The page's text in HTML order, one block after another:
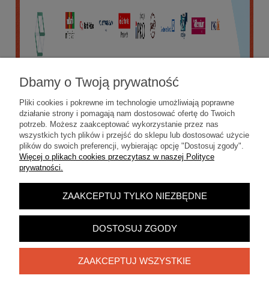
POKAŻ PEŁNĄ WERSJĘ STRONY
Sklep internetowy Shoper.pl
Dbamy o Twoją prywatność
Pliki cookies i pokrewne im technologie umożliwiają poprawne
działanie strony i pomagają nam dostosować ofertę do Twoich
potrzeb. Możesz zaakceptować wykorzystanie przez nas
wszystkich tych plików i przejść do sklepu lub dostosować użycie
plików do swoich preferencji, wybierając opcję "Dostosuj zgody".
Więcej o plikach cookies przeczytasz w naszej Polityce
prywatności.
ZAAKCEPTUJ TYLKO NIEZBĘDNE
DOSTOSUJ ZGODY
ZAAKCEPTUJ WSZYSTKIE